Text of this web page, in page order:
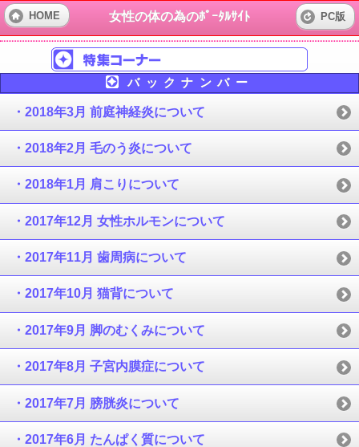
HOME 女性の体の為のﾎﾟｰﾀﾙｻｲﾄ PC版
バックナンバー
・2018年3月 前庭神経炎について
・2018年2月 毛のう炎について
・2018年1月 肩こりについて
・2017年12月 女性ホルモンについて
・2017年11月 歯周病について
・2017年10月 猫背について
・2017年9月 脚のむくみについて
・2017年8月 子宮内膜症について
・2017年7月 膀胱炎について
・2017年6月 たんぱく質について